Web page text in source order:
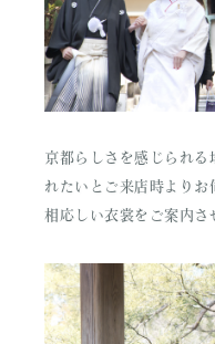
京都らしさを感じられる
れたいとご来店時よりお
相応しい衣裳をご案内さ